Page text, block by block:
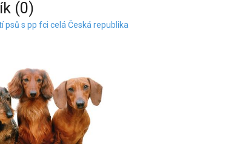
(0)
psů s pp fci celá Česká republika